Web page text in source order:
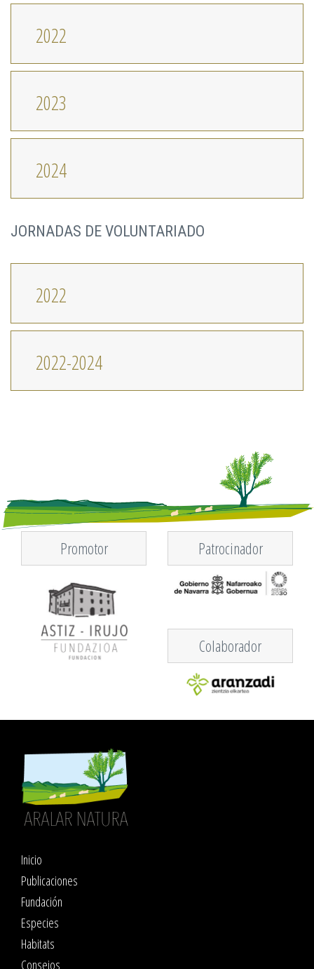
2022
2023
2024
JORNADAS DE VOLUNTARIADO
2022
2022-2024
Promotor Patrocinador
Colaborador
Inicio
Publicaciones
Fundación
Especies
Habitats
Consejos